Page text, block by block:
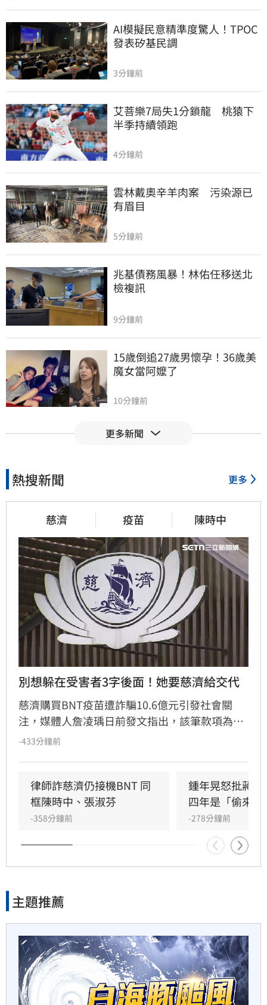
AI模擬民意精準度驚人！TPOC
發表矽基民調
3分鐘前
艾菩樂7局失1分鎖龍　桃猿下
半季持續領跑
4分鐘前
雲林戴奧辛羊肉案　污染源已
有眉目
5分鐘前
兆基債務風暴！林佑任移送北
檢複訊
9分鐘前
15歲倒追27歲男懷孕！36歲美
魔女當阿嬤了
10分鐘前
運發中心官網與品牌識別標
揭家族故事　沈伯洋：我阿嬤
是越南新住民
13分鐘前
出國注意！桃機「這時」調整
航班恐有延誤
20分鐘前
熟齡經濟藍海！中信金佈局「3
大」策略
20分鐘前
獨／文博會爆爭議　假買家真
代購引怒火
24分鐘前
快訊／大樂透8/7中獎號碼出
街頭制敵到公部門！陳勇正推
防身教育
33分鐘前
更多新聞
熱搜新聞 更多
慈濟 疫苗 陳時中
別想躲在受害者3字後面！她要慈濟給交代
慈濟購買BNT疫苗遭詐騙10.6億元引發社會關
注，媒體人詹凌瑀日前發文指出，該筆款項為支
付給掮客的「委任顧問費」，並質疑決策過程與
大白卻無人道歉。此外，詹凌瑀強調慈濟不應僅
以「受害者」自居，面對大眾捐贈的善款遭濫
用，慈濟有義務對外公開決策細節。
-433分鐘前
律師詐慈濟仍接機BNT 同
框陳時中、張淑芬
-358分鐘前
鍾年晃怒批蔣
四年是「偷來的
-278分鐘前
主題推薦